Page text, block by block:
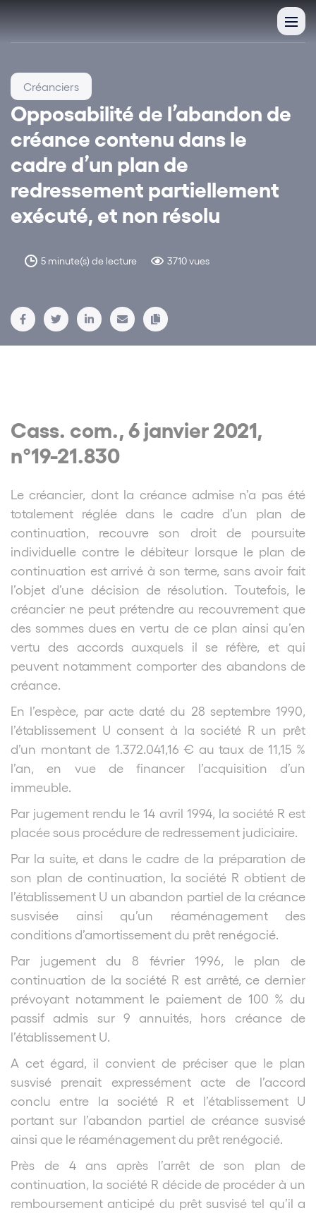
Opposabilité de l’abandon de
créance contenu dans le
cadre d’un plan de
redressement partiellement
exécuté, et non résolu
5 minute(s) de lecture 3710 vues
Créanciers
Cass. com., 6 janvier 2021,
n°19-21.830
Le créancier, dont la créance admise n’a pas été
totalement réglée dans le cadre d’un plan de
continuation, recouvre son droit de poursuite
individuelle contre le débiteur lorsque le plan de
continuation est arrivé à son terme, sans avoir fait
l’objet d’une décision de résolution. Toutefois, le
créancier ne peut prétendre au recouvrement que
des sommes dues en vertu de ce plan ainsi qu’en
vertu des accords auxquels il se réfère, et qui
peuvent notamment comporter des abandons de
créance.
En l’espèce, par acte daté du 28 septembre 1990,
l’établissement U consent à la société R un prêt
d’un montant de 1.372.041,16 € au taux de 11,15 %
l’an, en vue de financer l’acquisition d’un
immeuble.
Par jugement rendu le 14 avril 1994, la société R est
placée sous procédure de redressement judiciaire.
Par la suite, et dans le cadre de la préparation de
son plan de continuation, la société R obtient de
l’établissement U un abandon partiel de la créance
susvisée ainsi qu’un réaménagement des
conditions d’amortissement du prêt renégocié.
Par jugement du 8 février 1996, le plan de
continuation de la société R est arrêté, ce dernier
prévoyant notamment le paiement de 100 % du
passif admis sur 9 annuités, hors créance de
l’établissement U.
A cet égard, il convient de préciser que le plan
susvisé prenait expressément acte de l’accord
conclu entre la société R et l’établissement U
portant sur l’abandon partiel de créance susvisé
ainsi que le réaménagement du prêt renégocié.
Près de 4 ans après l’arrêt de son plan de
continuation, la société R décide de procéder à un
remboursement anticipé du prêt susvisé tel qu’il a